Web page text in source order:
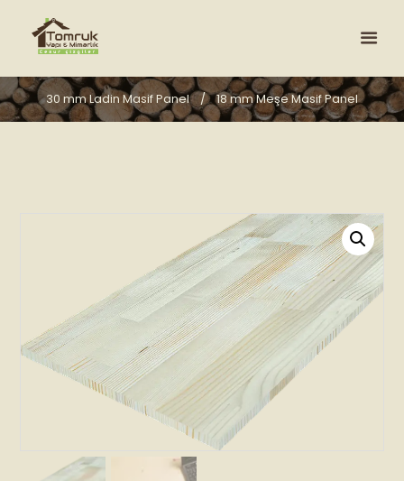
30 mm Ladin Masif Panel 18 mm Meşe Masif Panel